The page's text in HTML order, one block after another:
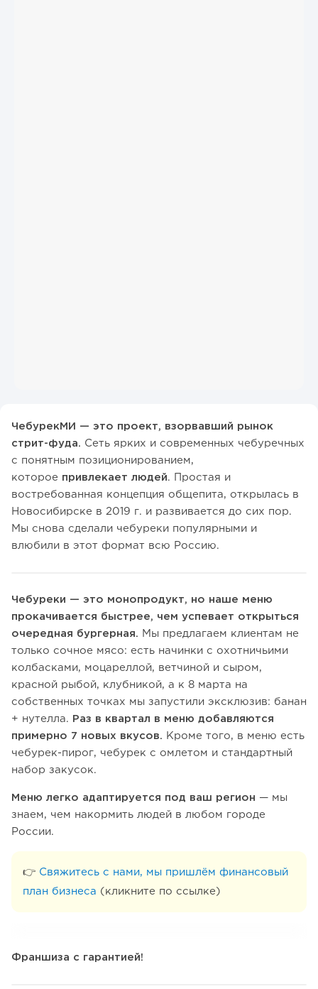
ЧебурекМИ — это проект, взорвавший рынок
стрит-фуда. Сеть ярких и современных чебуречных
с понятным позиционированием,
которое привлекает людей. Простая и
востребованная концепция общепита, открылась в
Новосибирске в 2019 г. и развивается до сих пор.
Мы снова сделали чебуреки популярными и
влюбили в этот формат всю Россию.
Чебуреки — это монопродукт, но наше меню
прокачивается быстрее, чем успевает открыться
очередная бургерная.
Мы предлагаем клиентам не
только сочное мясо: есть начинки с охотничьими
колбасками, моцареллой, ветчиной и сыром,
красной рыбой, клубникой, а к 8 марта на
собственных точках мы запустили эксклюзив: банан
+ нутелла.
Раз в квартал в меню добавляются
примерно 7 новых вкусов. Кроме того, в меню есть
чебурек-пирог, чебурек с омлетом и стандартный
набор закусок.
Меню легко адаптируется под ваш регион — мы
знаем, чем накормить людей в любом городе
России.
👉 Свяжитесь с нами, мы пришлём финансовый
план бизнеса (кликните по ссылке)
Франшиза с гарантией!